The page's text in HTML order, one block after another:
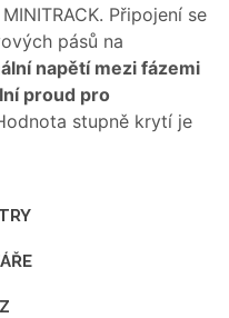
Připojení se
pásů na
napětí mezi fázemi
proud pro
stupně krytí je